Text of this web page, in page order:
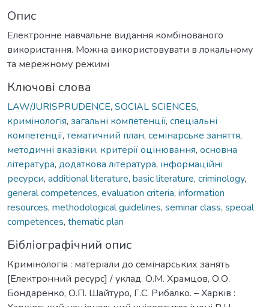
Опис
Електронне навчальне видання комбінованого
використання. Можна використовувати в локальному
та мережному режимі
Ключові слова
LAW/JURISPRUDENCE, SOCIAL SCIENCES,
кримінологія, загальні компетенції, спеціальні
компетенції, тематичний план, семінарське заняття,
методичні вказівки, критерії оцінювання, основна
література, додаткова література, інформаційні
ресурси, additional literature, basic literature, criminology,
general competences, evaluation criteria, information
resources, methodological guidelines, seminar class, special
competences, thematic plan
Бібліографічний опис
Кримінологія : матеріали до семінарських занять
[Електронний ресурс] / уклад. О.М. Храмцов, О.О.
Бондаренко, О.П. Шайтуро, Г.С. Рибалко. – Харків :